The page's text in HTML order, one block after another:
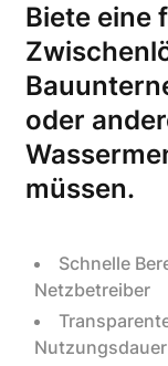
Biete eine
oder
müssen.
Schnelle
Netzbetreiber
Nutzungsdauer